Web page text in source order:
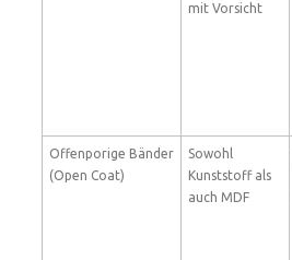
mit Vorsicht
Offenporige Bänder
(Open Coat)
Sowohl
Kunststoff als
auch MDF